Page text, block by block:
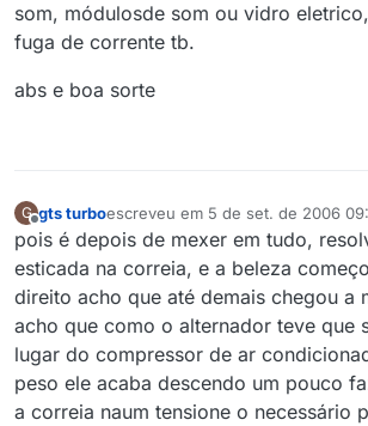
som, módulosde som ou vidro
fuga de corrente tb.
abs e boa sorte
G
Offline
gts turboescreveu em 5 de set. de 2006
última edição por
pois é depois de mexer em tudo,
esticada na correia, e a beleza
direito acho que até demais chegou a
acho que como o alternador teve que
lugar do compressor de ar
peso ele acaba descendo um pouco
a correia naum tensione o necessário